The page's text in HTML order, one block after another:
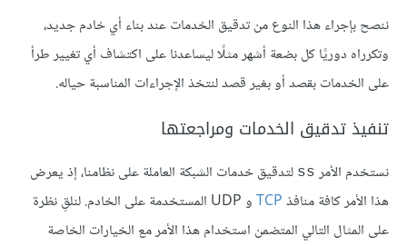
ننصح بإجراء هذا النوع من تدقيق الخدمات عند بناء أي خادم جديد،
وتكرراه دوريًا كل بضعة أشهر مثلًا ليساعدنا على اكتشاف أي تغيير طرأ
على الخدمات بقصد أو بغير قصد لنتخذ الإجراءات المناسبة حياله.
تنفيذ تدقيق الخدمات ومراجعتها
نستخدم الأمر ss لتدقيق خدمات الشبكة العاملة على نظامنا، إذ يعرض
هذا الأمر كافة منافذTCP
و UDP المستخدمة على الخادم. لنلقِ نظرة
على المثال التالي المتضمن استخدام هذا الأمر مع الخيارات الخاصة